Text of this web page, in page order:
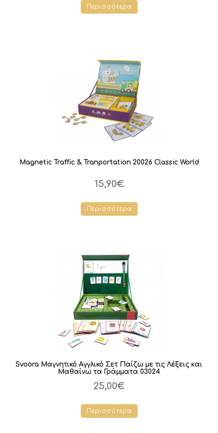
Περισσότερα
Magnetic Traffic & Tranportation 20026 Classic World
15,90€
Περισσότερα
Svoora Μαγνητικό Αγγλικό Σετ Παίζω με τις Λέξεις και
Μαθαίνω τα Γράμματα 03024
25,00€
Περισσότερα